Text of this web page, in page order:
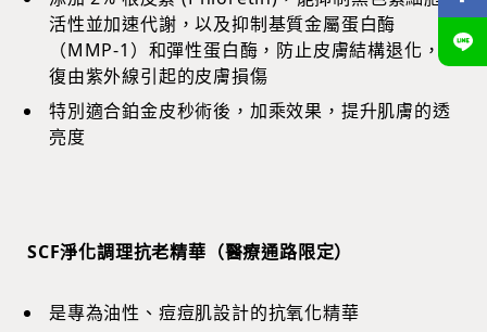
活性並加速代謝，以及抑制基質金屬蛋白酶
（MMP-1）和彈性蛋白酶，防止皮膚結構退化，修
復由紫外線引起的皮膚損傷
特別適合鉑金皮秒術後，加乘效果，提升肌膚的透
亮度
SCF淨化調理抗老精華（醫療通路限定）
是專為油性、痘痘肌設計的抗氧化精華